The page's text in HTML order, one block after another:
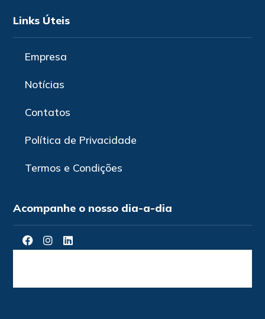
Links Úteis
Empresa
Notícias
Contatos
Política de Privacidade
Termos e Condições
Acompanhe o nosso dia-a-dia